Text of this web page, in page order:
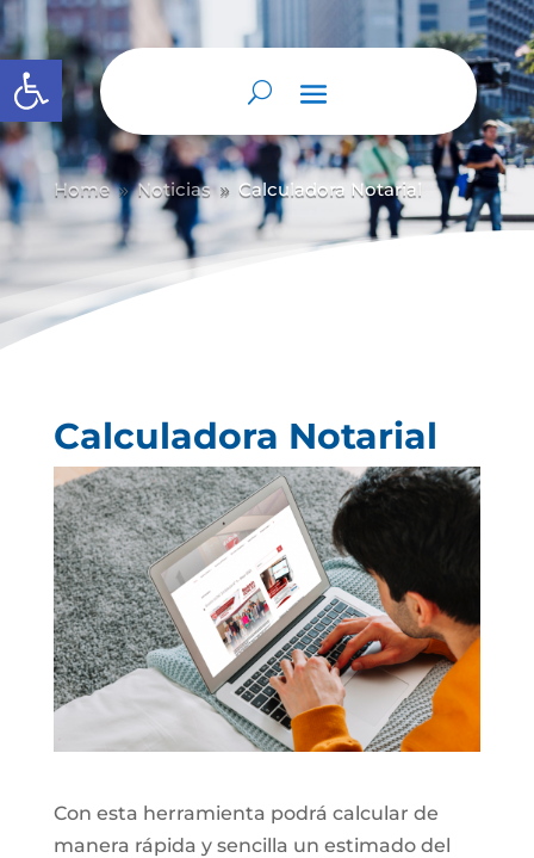
Abrir barra de herramientas
Home 9 Noticias 9 Calculadora Notarial
Calculadora Notarial
Con esta herramienta podrá calcular de
manera rápida y sencilla un estimado del